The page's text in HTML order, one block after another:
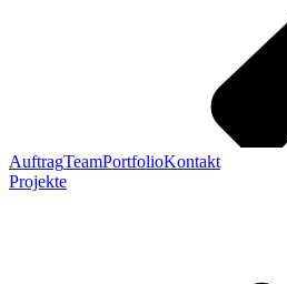
AuftragTeamPortfolioKontakt
Projekte